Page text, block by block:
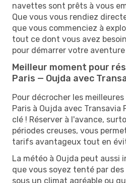
navettes sont prêts à vous
Que vous vous rendiez
que vous commenciez à
tout ce dont vous avez
pour démarrer votre
Meilleur moment pour
Paris — Oujda avec
Pour décrocher les
Paris à Oujda avec Transavia
clé ! Réserver à l'avance,
périodes creuses, vous
tarifs avantageux tout en
La météo à Oujda peut aussi
que vous soyez tenté par
sous un climat agréable ou